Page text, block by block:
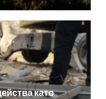
като